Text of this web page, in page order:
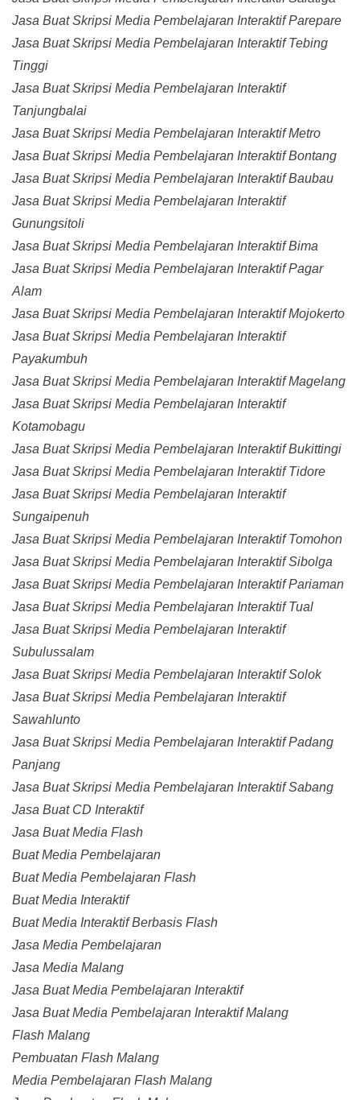
Jasa Buat Skripsi Media Pembelajaran Interaktif Parepare
Jasa Buat Skripsi Media Pembelajaran Interaktif Tebing
Tinggi
Jasa Buat Skripsi Media Pembelajaran Interaktif
Tanjungbalai
Jasa Buat Skripsi Media Pembelajaran Interaktif Metro
Jasa Buat Skripsi Media Pembelajaran Interaktif Bontang
Jasa Buat Skripsi Media Pembelajaran Interaktif Baubau
Jasa Buat Skripsi Media Pembelajaran Interaktif
Gunungsitoli
Jasa Buat Skripsi Media Pembelajaran Interaktif Bima
Jasa Buat Skripsi Media Pembelajaran Interaktif Pagar
Alam
Jasa Buat Skripsi Media Pembelajaran Interaktif Mojokerto
Jasa Buat Skripsi Media Pembelajaran Interaktif
Payakumbuh
Jasa Buat Skripsi Media Pembelajaran Interaktif Magelang
Jasa Buat Skripsi Media Pembelajaran Interaktif
Kotamobagu
Jasa Buat Skripsi Media Pembelajaran Interaktif Bukittingi
Jasa Buat Skripsi Media Pembelajaran Interaktif Tidore
Jasa Buat Skripsi Media Pembelajaran Interaktif
Sungaipenuh
Jasa Buat Skripsi Media Pembelajaran Interaktif Tomohon
Jasa Buat Skripsi Media Pembelajaran Interaktif Sibolga
Jasa Buat Skripsi Media Pembelajaran Interaktif Pariaman
Jasa Buat Skripsi Media Pembelajaran Interaktif Tual
Jasa Buat Skripsi Media Pembelajaran Interaktif
Subulussalam
Jasa Buat Skripsi Media Pembelajaran Interaktif Solok
Jasa Buat Skripsi Media Pembelajaran Interaktif
Sawahlunto
Jasa Buat Skripsi Media Pembelajaran Interaktif Padang
Panjang
Jasa Buat Skripsi Media Pembelajaran Interaktif Sabang
Jasa Buat CD Interaktif
Jasa Buat Media Flash
Buat Media Pembelajaran
Buat Media Pembelajaran Flash
Buat Media Interaktif
Buat Media Interaktif Berbasis Flash
Jasa Media Pembelajaran
Jasa Media Malang
Jasa Buat Media Pembelajaran Interaktif
Jasa Buat Media Pembelajaran Interaktif Malang
Flash Malang
Pembuatan Flash Malang
Media Pembelajaran Flash Malang